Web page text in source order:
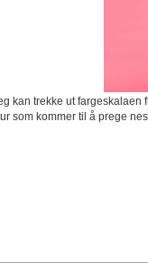
kan trekke ut fargeskalaen
som kommer til å prege